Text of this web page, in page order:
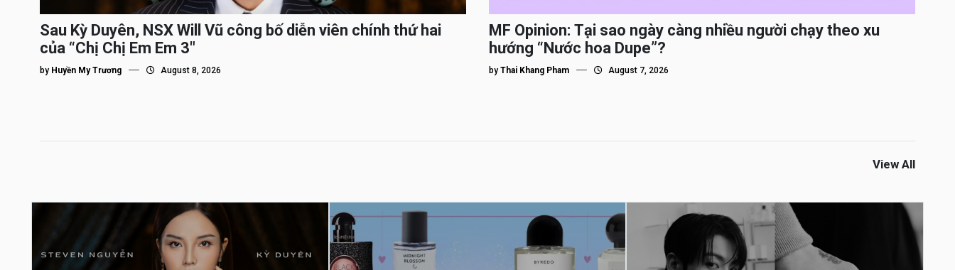
Sau Kỳ Duyên, NSX Will Vũ công bố diễn viên chính thứ hai
của “Chị Chị Em Em 3″
by Huyền My Trương August 8, 2026
MF Opinion: Tại sao ngày càng nhiều người chạy theo xu
hướng “Nước hoa Dupe”?
by Thai Khang Pham August 7, 2026
View All